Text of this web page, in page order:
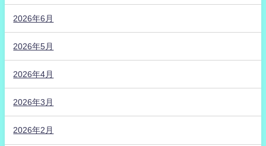
2026年6月
2026年5月
2026年4月
2026年3月
2026年2月